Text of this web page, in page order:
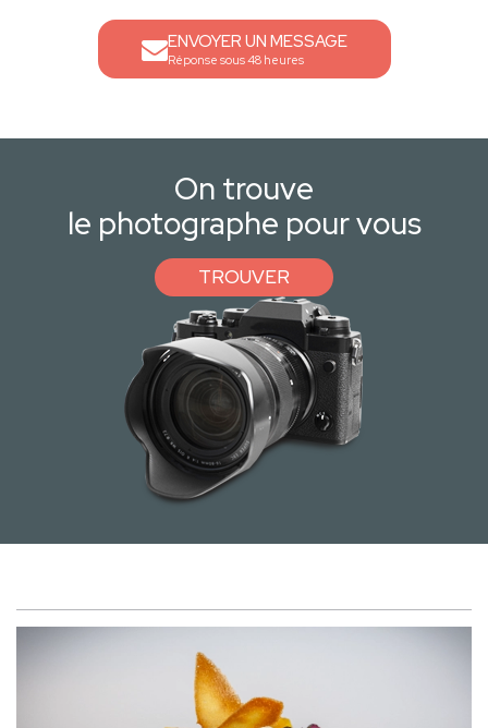
ENVOYER UN MESSAGE
Réponse sous 48 heures
On trouve
le photographe pour vous
TROUVER